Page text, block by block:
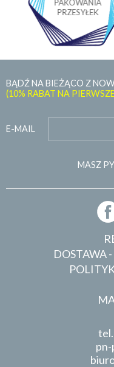
PRZESYŁEK
BĄDŹ NA BIEŻĄCO Z
(10% RABAT NA
E-MAIL
MASZ
DOSTAWA
tel.